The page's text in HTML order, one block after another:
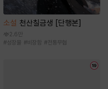
소설 천산칠금생 [단행본]
2.6만
#성장물 #비장함 #전통무협